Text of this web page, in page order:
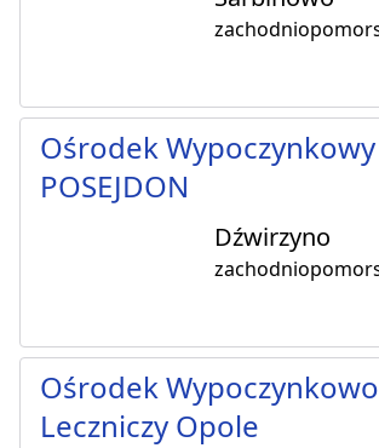
Ośrodek Wypoczynkowy
POSEJDON
Dźwirzyno
Ośrodek
Leczniczy Opole